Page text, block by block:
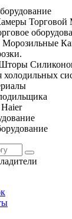
Морозильные
холодильных